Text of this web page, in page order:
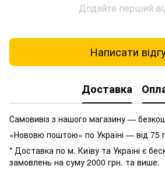
Додайте перший
Написати
Доставка
Самовивіз з нашого магазину —
«Нововю поштою» по Україні — від 75
* Доставка по м. Київу та Україні є
замовлень на суму 2000 грн. та више.